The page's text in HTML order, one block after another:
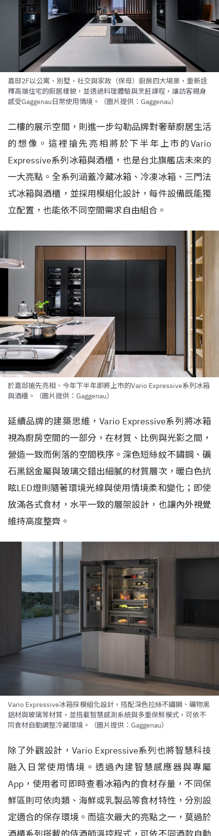
嘉邸2F以公寓、別墅、社交與家政（保母）廚房四大場景，重新詮
釋高端住宅的廚居樣貌，並透過料理體驗與烹飪課程，讓訪客親身
感受Gaggenau日常使用情境。（圖片提供：Gaggenau）
二樓的展示空間，則進一步勾勒品牌對奢華廚居生活
的想像。這裡搶先亮相將於下半年上市的Vario
Expressive系列冰箱與酒櫃，也是台北旗艦店未來的
一大亮點。全系列涵蓋冷藏冰箱、冷凍冰箱、三門法
式冰箱與酒櫃，並採用模組化設計，每件設備既能獨
立配置，也能依不同空間需求自由組合。
於嘉邸搶先亮相、今年下半年即將上市的Vario Expressive系列冰箱
與酒櫃。（圖片提供：Gaggenau）
延續品牌的建築思維，Vario Expressive系列將冰箱
視為廚房空間的一部分，在材質、比例與光影之間，
營造一致而俐落的空間秩序。深色短絲紋不鏽鋼、礦
石黑鋁金屬與玻璃交錯出細膩的材質層次，暖白色抗
眩LED燈則隨著環境光線與使用情境柔和變化；即使
放滿各式食材，水平一致的層架設計，也讓內外視覺
維持高度整齊。
Vario Expressive冰箱採模組化設計，搭配深色拉絲不鏽鋼、礦物黑
鋁材與玻璃等材質，並搭載智慧感測系統與多重保鮮模式，可依不
同食材自動調整冷藏環境。（圖片提供：Gaggenau）
除了外觀設計，Vario Expressive系列也將智慧科技
融入日常使用情境。透過內建智慧感應器與專屬
App，使用者可即時查看冰箱內的食材存量，不同保
鮮區則可依肉類、海鮮或乳製品等食材特性，分別設
定適合的保存環境。而這次最大的亮點之一，莫過於